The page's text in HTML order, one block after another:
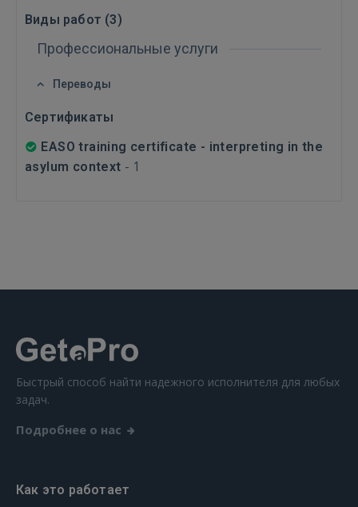
 Sign in with Apple
Виды работ (3)
Профессиональные услуги
Переводы
Сертификаты
EASO training certificate - interpreting in the
asylum context - 1
Быстрый способ найти надежного исполнителя для любых
задач.
Подробнее о нас
Как это работает